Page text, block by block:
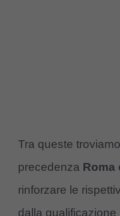
Tra queste
precedenza Roma
rinforzare le
dalla